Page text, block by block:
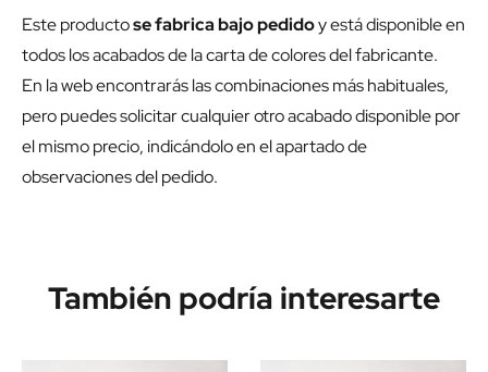
Este productose fabrica bajo pedidoy está disponible en
todos los acabados de la carta de colores del fabricante.
En la web encontrarás las combinaciones más habituales,
pero puedes solicitar cualquier otro acabado disponible por
el mismo precio, indicándolo en el apartado de
observaciones del pedido.
También podría interesarte